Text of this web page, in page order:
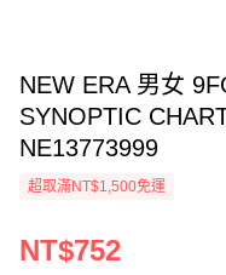
NEW ERA 男女
SYNOPTIC
NE13773999
超取滿NT$1,500免運
NT$752